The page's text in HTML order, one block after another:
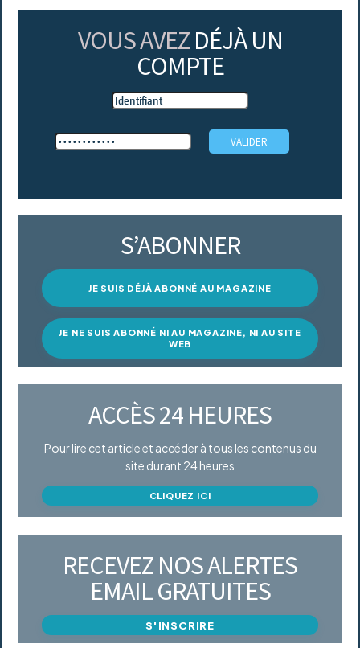
VOUS AVEZ DÉJÀ UN
COMPTE
S’ABONNER
JE SUIS DÉJÀ ABONNÉ AU MAGAZINE
JE NE SUIS ABONNÉ NI AU MAGAZINE, NI AU SITE
WEB
ACCÈS 24 HEURES
Pour lire cet article et accéder à tous les contenus du
site durant 24 heures
CLIQUEZ ICI
RECEVEZ NOS ALERTES
EMAIL GRATUITES
S'INSCRIRE